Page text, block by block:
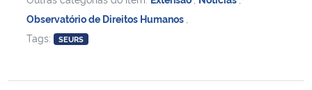
Observatório de Direitos Humanos
Tags:
SEURS